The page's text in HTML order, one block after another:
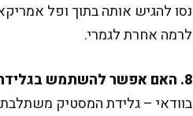
נסו להגיש אותה בתוך ופל
לרמה אחרת לגמרי.
8. האם אפשר להשתמש בגלידה כבסיס לקינוחים אחרים?
בוודאי – גלידת המסטיק משתלבת